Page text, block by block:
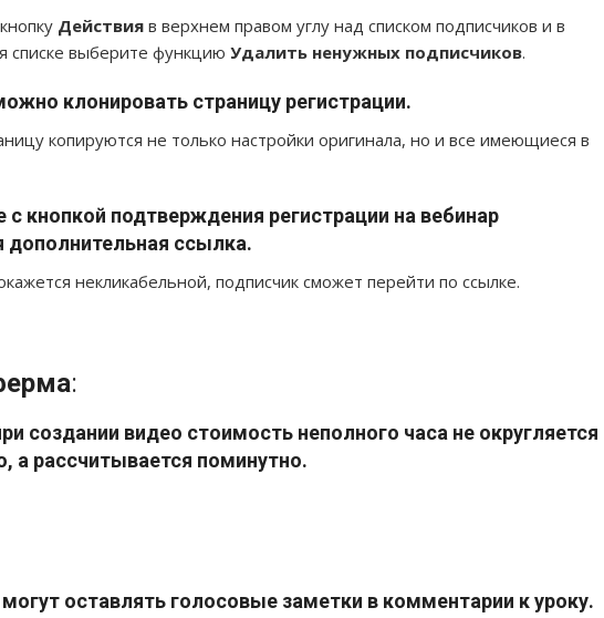
Действия в верхнем правом углу над списком подписчиков и в
списке выберите функцию Удалить ненужных подписчиков.
клонировать страницу регистрации.
копируются не только настройки оригинала, но и все имеющиеся в
с кнопкой подтверждения регистрации на вебинар
дополнительная ссылка.
некликабельной, подписчик сможет перейти по ссылке.
:
создании видео стоимость неполного часа не округляется
а рассчитывается поминутно.
оставлять голосовые заметки в комментарии к уроку.